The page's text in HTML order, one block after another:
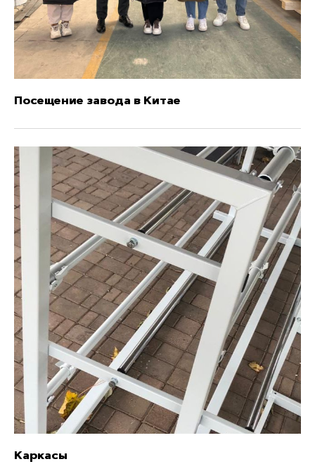
Посещение завода в Китае
Каркасы